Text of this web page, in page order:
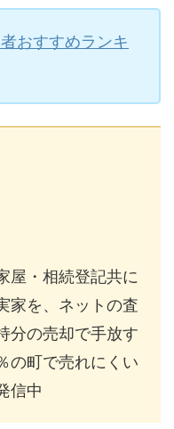
おすすめランキ
屋・相続登記共に
家を、ネットの査
分の売却で手放す
の町で売れにくい
信中